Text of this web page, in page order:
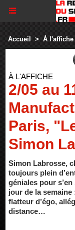
Accueil > À l'affiche
À L'AFFICHE
2/05 au
Paris,
Simon
Simon Labrosse,
toujours plein
géniales pour
jour de la
flatteur d’égo,
distance…